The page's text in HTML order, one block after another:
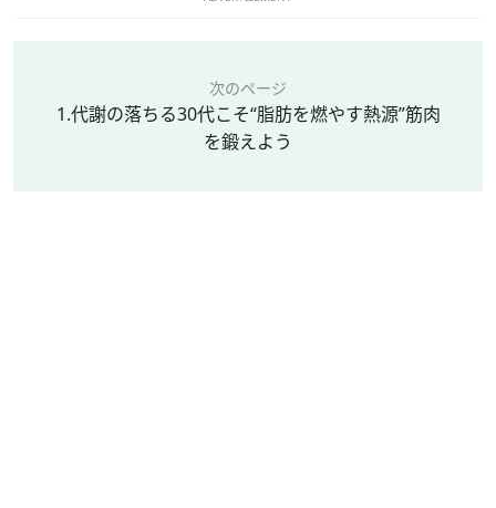
次のページ
1.代謝の落ちる30代こそ“脂肪を燃やす熱源”筋肉
を鍛えよう